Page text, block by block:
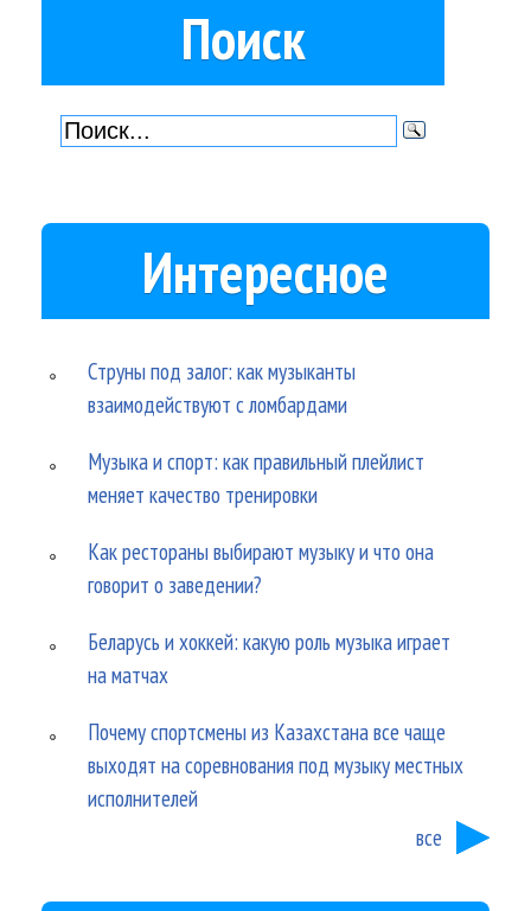
Поиск
Интересное
Струны под залог: как музыканты
взаимодействуют с ломбардами
Музыка и спорт: как правильный плейлист
меняет качество тренировки
Как рестораны выбирают музыку и что она
говорит о заведении?
Беларусь и хоккей: какую роль музыка играет
на матчах
Почему спортсмены из Казахстана все чаще
выходят на соревнования под музыку местных
исполнителей
все